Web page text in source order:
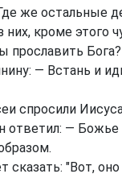
же остальные
них, кроме этого
прославить Бога?
— Встань и
спросили
ответил: — Божье
сказать: "Вот,